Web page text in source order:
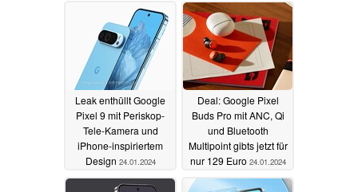
Leak enthüllt Google
Pixel 9 mit Periskop-
Tele-Kamera und
iPhone-inspiriertem
Design 24.01.2024
Deal: Google Pixel
Buds Pro mit ANC, Qi
und Bluetooth
Multipoint gibts jetzt für
nur 129 Euro 24.01.2024